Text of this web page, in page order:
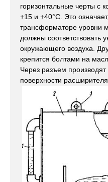
горизонтальные черты с
+15 и +40°С. Это
трансформаторе уровни
должны соответствовать
окружающего воздуха.
крепится болтами на
Через разъем производят
поверхности расширителя.